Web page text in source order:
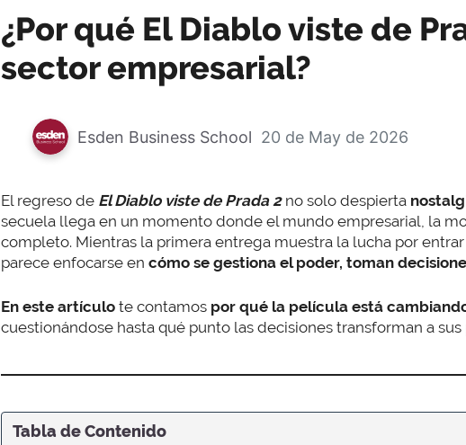
¿Por qué El Diablo viste de
sector empresarial?
Esden Business School 20 de May de 2026
El regreso de El Diablo viste de Prada 2 no solo despierta
secuela llega en un momento donde el mundo empresarial, la
completo. Mientras la primera entrega muestra la lucha por
parece enfocarse en cómo se gestiona el poder, toman
En este artículo te contamos por qué la película está
cuestionándose hasta qué punto las decisiones transforman a sus
Tabla de Contenido